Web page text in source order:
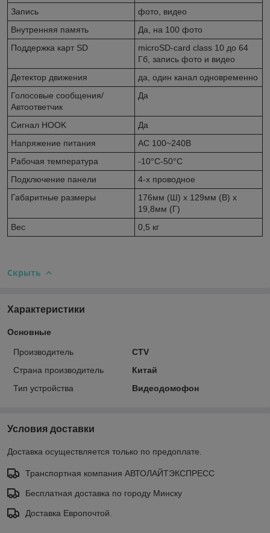
Запись
фото, видео
Внутренняя память
Да, на 100 фото
Поддержка карт SD
microSD-card class 10 до 64
Гб, запись фото и видео
Детектор движения
да, один канал одновременно
Голосовые сообщения/
Автоответчик
Да
Сигнал HOOK
Да
Напряжение питания
AC 100~240В
Рабочая температура
-10°C-50°C
Подключение панели
4-х проводное
Габаритные размеры
176мм (Ш) x 129мм (В) x
19,8мм (Г)
Вес
0,5 кг
Скрыть
Характеристики
Основные
Производитель
CTV
Страна производитель
Китай
Тип устройства
Видеодомофон
Условия доставки
Доставка осуществляется только по предоплате.
Транспортная компания АВТОЛАЙТЭКСПРЕСС
Бесплатная доставка по городу Минску
Доставка Европочтой.